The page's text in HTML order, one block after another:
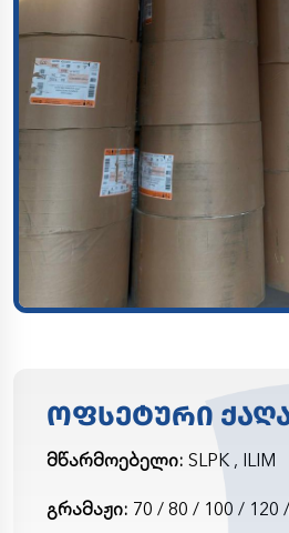
ᲝᲤᲡᲔᲢᲣᲠᲘ
მწარმოებელი: SLPK , ILIM
გრამაჟი: 70 / 80 / 100 / 120